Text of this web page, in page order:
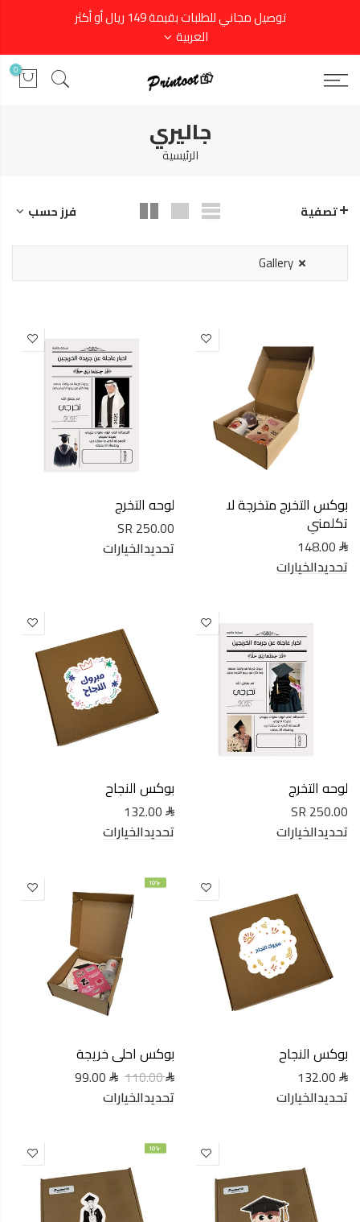
توصيل مجاني للطلبات بقيمة 149 ريال أو أكثر
العربية
0
جاليري
الرئيسية
تصفية فرز حسب
Gallery
بوكس التخرج متخرجة لا
تكلمني
148.00
تحديدالخيارات
لوحه التخرج
250.00 SR
تحديدالخيارات
لوحه التخرج
250.00 SR
تحديدالخيارات
بوكس النجاح
132.00
تحديدالخيارات
بوكس النجاح
132.00
تحديدالخيارات
-10%
بوكس احلى خريجة
110.00
99.00
تحديدالخيارات
-10%